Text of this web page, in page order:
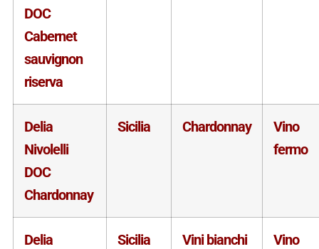
DOC
Cabernet
sauvignon
riserva
Delia
Nivolelli
DOC
Chardonnay
Sicilia Chardonnay
Vino
fermo
Delia
Sicilia
Vini bianchi
Vino